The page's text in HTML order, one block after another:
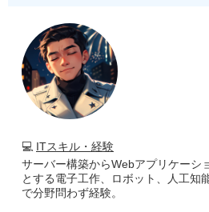
💻 ITスキル・経験
サーバー構築からWebアプリケーシ
とする電子工作、ロボット、人工知
で分野問わず経験。